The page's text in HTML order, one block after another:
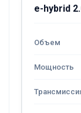
e-hybrid